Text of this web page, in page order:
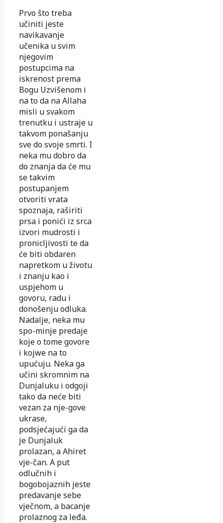
Prvo što treba
učiniti jeste
navikavanje
učenika u svim
njegovim
postupcima na
iskrenost prema
Bogu Uzvišenom i
na to da na Allaha
misli u svakom
trenutku i ustraje u
takvom ponašanju
sve do svoje smrti. I
neka mu dobro da
do znanja da će mu
se takvim
postupanjem
otvoriti vrata
spoznaja, raširiti
prsa i ponići iz srca
izvori mudrosti i
pronicljivosti te da
će biti obdaren
napretkom u životu
i znanju kao i
uspjehom u
govoru, radu i
donošenju odluka.
Nadalje, neka mu
spo-minje predaje
koje o tome govore
i kojwe na to
upućuju. Neka ga
učini skromnim na
Dunjaluku i odgoji
tako da neće biti
vezan za nje-gove
ukrase,
podsjećajući ga da
je Dunjaluk
prolazan, a Ahiret
vje-čan. A put
odlučnih i
bogobojaznih jeste
predavanje sebe
vječnom, a bacanje
prolaznog za leđa.